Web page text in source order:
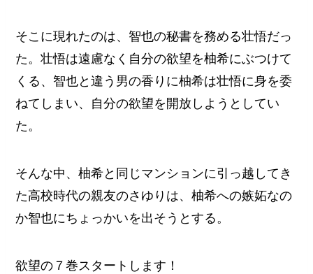
そこに現れたのは、智也の秘書を務める壮悟だっ
た。壮悟は遠慮なく自分の欲望を柚希にぶつけて
くる、智也と違う男の香りに柚希は壮悟に身を委
ねてしまい、自分の欲望を開放しようとしてい
た。
そんな中、柚希と同じマンションに引っ越してき
た高校時代の親友のさゆりは、柚希への嫉妬なの
か智也にちょっかいを出そうとする。
欲望の７巻スタートします！